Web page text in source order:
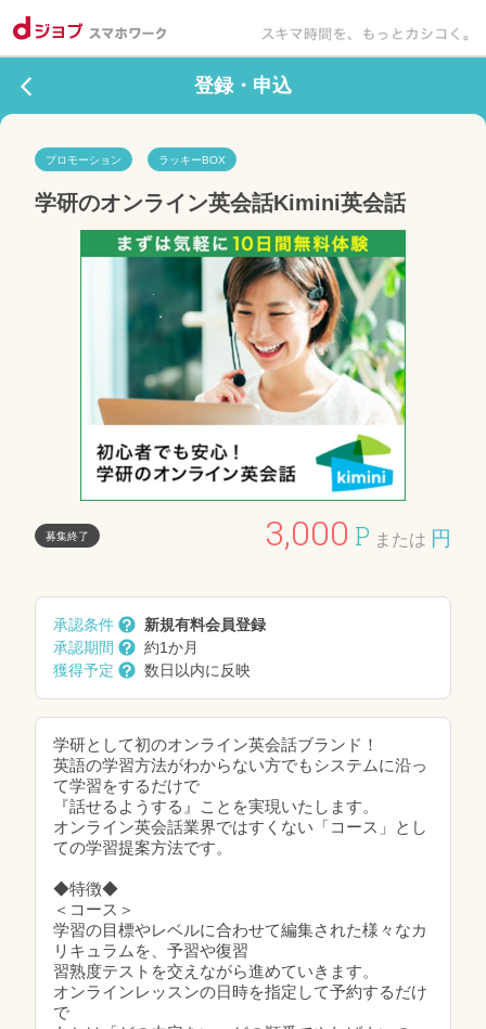
登録・申込
プロモーション ラッキーBOX
学研のオンライン英会話Kimini英会話
募集終了 3,000 P または 円
承認条件
新規有料会員登録
承認期間
約1か月
獲得予定
数日以内に反映
学研として初のオンライン英会話ブランド！
英語の学習方法がわからない方でもシステムに沿っ
て学習をするだけで
『話せるようする』ことを実現いたします。
オンライン英会話業界ではすくない「コース」とし
ての学習提案方法です。
◆特徴◆
＜コース＞
学習の目標やレベルに合わせて編集された様々なカ
リキュラムを、予習や復習
習熟度テストを交えながら進めていきます。
オンラインレッスンの日時を指定して予約するだけ
で